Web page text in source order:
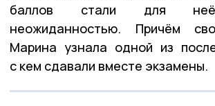
баллов стали для неё
неожиданностью. Причём
Марина узнала одной из
с кем сдавали вместе экзамены.